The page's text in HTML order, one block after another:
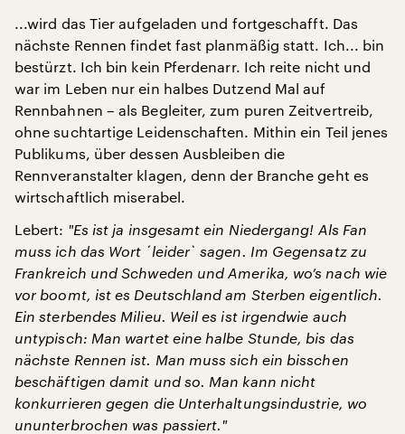
...wird das Tier aufgeladen und fortgeschafft. Das
nächste Rennen findet fast planmäßig statt. Ich... bin
bestürzt. Ich bin kein Pferdenarr. Ich reite nicht und
war im Leben nur ein halbes Dutzend Mal auf
Rennbahnen – als Begleiter, zum puren Zeitvertreib,
ohne suchtartige Leidenschaften. Mithin ein Teil jenes
Publikums, über dessen Ausbleiben die
Rennveranstalter klagen, denn der Branche geht es
wirtschaftlich miserabel.
Lebert: "Es ist ja insgesamt ein Niedergang! Als Fan
muss ich das Wort ´leider` sagen. Im Gegensatz zu
Frankreich und Schweden und Amerika, wo’s nach wie
vor boomt, ist es Deutschland am Sterben eigentlich.
Ein sterbendes Milieu. Weil es ist irgendwie auch
untypisch: Man wartet eine halbe Stunde, bis das
nächste Rennen ist. Man muss sich ein bisschen
beschäftigen damit und so. Man kann nicht
konkurrieren gegen die Unterhaltungsindustrie, wo
ununterbrochen was passiert."